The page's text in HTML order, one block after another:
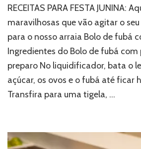
RECEITAS PARA FESTA JUNINA:
maravilhosas que vão agitar o
para o nosso arraia Bolo de fubá
Ingredientes do Bolo de fubá
preparo No liquidificador, bata o
açúcar, os ovos e o fubá até ficar
Transfira para uma tigela, …